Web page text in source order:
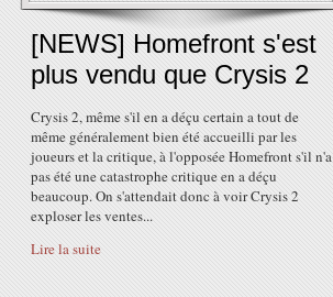
[NEWS] Homefront s'est
plus vendu que Crysis 2
Crysis 2, même s'il en a déçu certain a tout de
même généralement bien été accueilli par les
joueurs et la critique, à l'opposée Homefront s'il n'a
pas été une catastrophe critique en a déçu
beaucoup. On s'attendait donc à voir Crysis 2
exploser les ventes...
Lire la suite